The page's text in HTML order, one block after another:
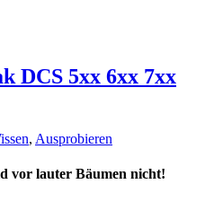
DCS 5xx 6xx 7xx
, Ausprobieren
vor lauter Bäumen nicht!